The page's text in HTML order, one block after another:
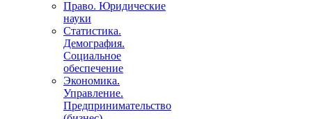
Право. Юридические
науки
Статистика.
Демография.
Социальное
обеспечение
Экономика.
Управление.
Предпринимательство